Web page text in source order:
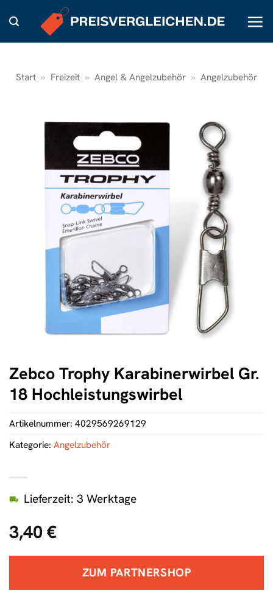
Inhalt
springen
Start » Freizeit » Angel & Angelzubehör » Angelzubehör
Zebco Trophy Karabinerwirbel Gr.
18 Hochleistungswirbel
3,40 €
Lieferzeit: 3 Werktage
ZUM PARTNERSHOP
Artikelnummer: 4029569269129
Kategorie: Angelzubehör